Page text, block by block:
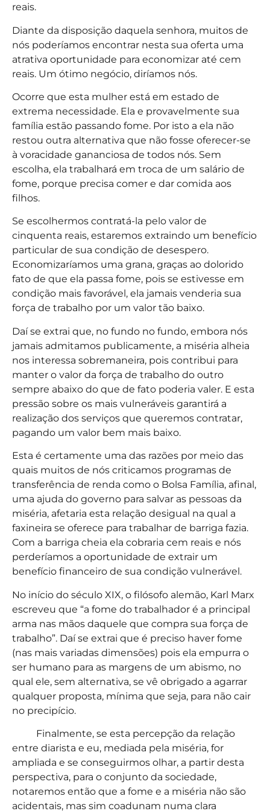
reais.
Diante da disposição daquela senhora, muitos de
nós poderíamos encontrar nesta sua oferta uma
atrativa oportunidade para economizar até cem
reais. Um ótimo negócio, diríamos nós.
Ocorre que esta mulher está em estado de
extrema necessidade. Ela e provavelmente sua
família estão passando fome. Por isto a ela não
restou outra alternativa que não fosse oferecer-se
à voracidade gananciosa de todos nós. Sem
escolha, ela trabalhará em troca de um salário de
fome, porque precisa comer e dar comida aos
filhos.
Se escolhermos contratá-la pelo valor de
cinquenta reais, estaremos extraindo um benefício
particular de sua condição de desespero.
Economizaríamos uma grana, graças ao dolorido
fato de que ela passa fome, pois se estivesse em
condição mais favorável, ela jamais venderia sua
força de trabalho por um valor tão baixo.
Daí se extrai que, no fundo no fundo, embora nós
jamais admitamos publicamente, a miséria alheia
nos interessa sobremaneira, pois contribui para
manter o valor da força de trabalho do outro
sempre abaixo do que de fato poderia valer. E esta
pressão sobre os mais vulneráveis garantirá a
realização dos serviços que queremos contratar,
pagando um valor bem mais baixo.
Esta é certamente uma das razões por meio das
quais muitos de nós criticamos programas de
transferência de renda como o Bolsa Família, afinal,
uma ajuda do governo para salvar as pessoas da
miséria, afetaria esta relação desigual na qual a
faxineira se oferece para trabalhar de barriga fazia.
Com a barriga cheia ela cobraria cem reais e nós
perderíamos a oportunidade de extrair um
benefício financeiro de sua condição vulnerável.
No início do século XIX, o filósofo alemão, Karl Marx
escreveu que “a fome do trabalhador é a principal
arma nas mãos daquele que compra sua força de
trabalho”. Daí se extrai que é preciso haver fome
(nas mais variadas dimensões) pois ela empurra o
ser humano para as margens de um abismo, no
qual ele, sem alternativa, se vê obrigado a agarrar
qualquer proposta, mínima que seja, para não cair
no precipício.
Finalmente, se esta percepção da relação
entre diarista e eu, mediada pela miséria, for
ampliada e se conseguirmos olhar, a partir desta
perspectiva, para o conjunto da sociedade,
notaremos então que a fome e a miséria não são
acidentais, mas sim coadunam numa clara